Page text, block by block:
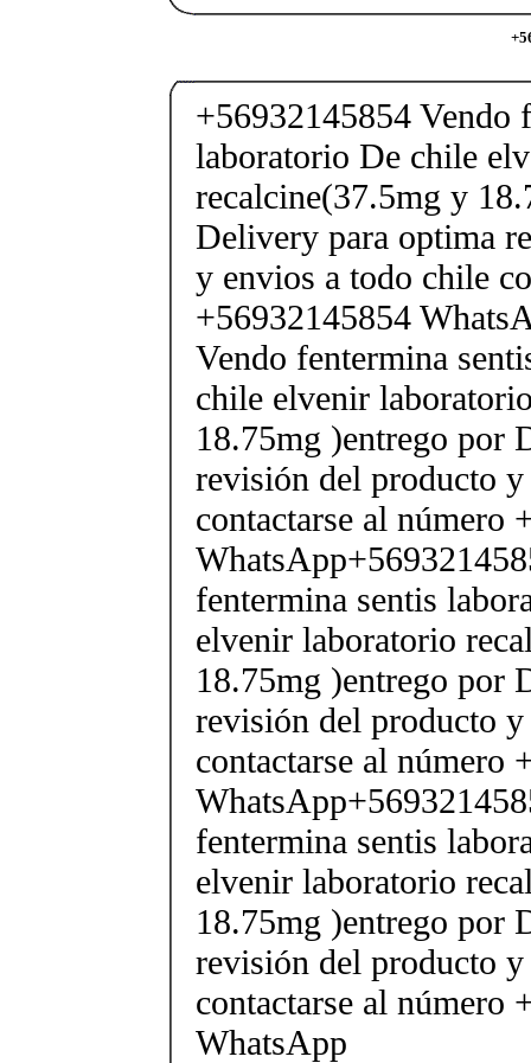
+56932145854 Vendo
laboratorio De chile
recalcine(37.5mg y
Delivery para optima
y envios a todo chile
+56932145854
Vendo fentermina
chile elvenir
18.75mg )entrego por
revisión del producto
contactarse al número
fentermina sentis
elvenir laboratorio
18.75mg )entrego por
revisión del producto
contactarse al número
fentermina sentis
elvenir laboratorio
18.75mg )entrego por
revisión del producto
contactarse al número
WhatsApp